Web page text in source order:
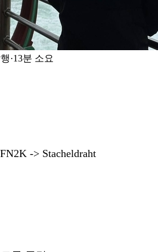
·13분 소요
-> Stacheldraht